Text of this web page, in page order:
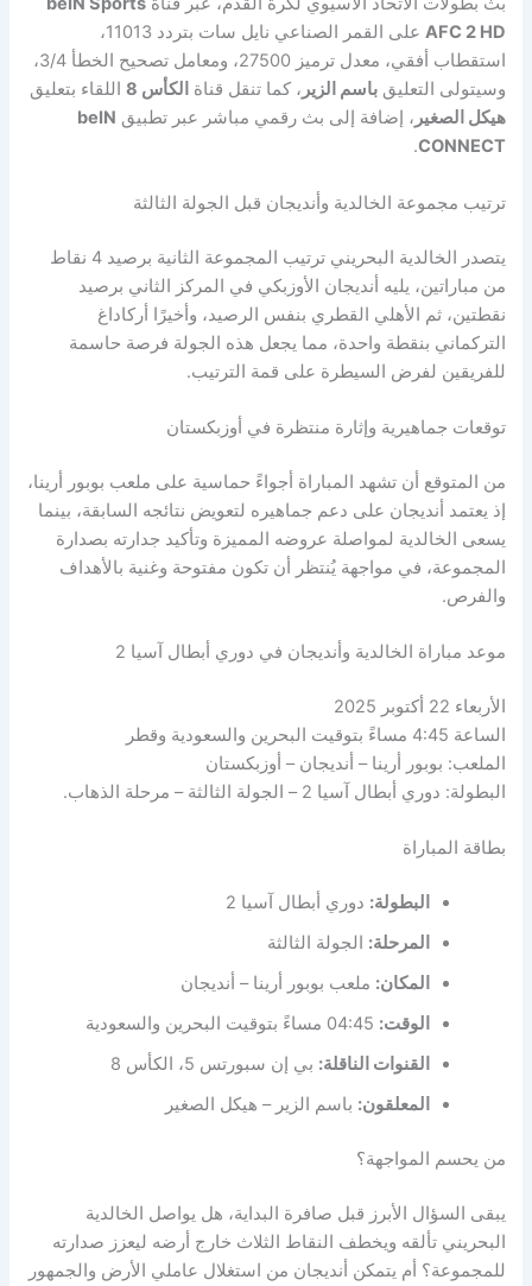
AFC 2 HD
على القمر الصناعي نايل سات بتردد 11013،
استقطاب أفقي، معدل ترميز 27500، ومعامل تصحيح الخطأ 3/4،
وسيتولى التعليقباسم الزير ، كما تنقل قناة الكأس 8
اللقاء بتعليق
هيكل الصغير ، إضافة إلى بث رقمي مباشر عبر تطبيق beIN
CONNECT
.
ترتيب مجموعة الخالدية وأنديجان قبل الجولة الثالثة
يتصدر الخالدية البحريني ترتيب المجموعة الثانية برصيد 4 نقاط
من مباراتين، يليه أنديجان الأوزبكي في المركز الثاني برصيد
نقطتين، ثم الأهلي القطري بنفس الرصيد، وأخيرًا أركاداغ
التركماني بنقطة واحدة، مما يجعل هذه الجولة فرصة حاسمة
للفريقين لفرض السيطرة على قمة الترتيب.
توقعات جماهيرية وإثارة منتظرة في أوزبكستان
من المتوقع أن تشهد المباراة أجواءً حماسية على ملعب بوبور أرينا،
إذ يعتمد أنديجان على دعم جماهيره لتعويض نتائجه السابقة، بينما
يسعى الخالدية لمواصلة عروضه المميزة وتأكيد جدارته بصدارة
المجموعة، في مواجهة يُنتظر أن تكون مفتوحة وغنية بالأهداف
والفرص.
موعد مباراة الخالدية وأنديجان في دوري أبطال آسيا 2
الأربعاء 22 أكتوبر 2025
الساعة 4:45 مساءً بتوقيت البحرين والسعودية وقطر
الملعب: بوبور أرينا – أنديجان – أوزبكستان
البطولة: دوري أبطال آسيا 2 – الجولة الثالثة – مرحلة الذهاب.
بطاقة المباراة
البطولة: دوري أبطال آسيا 2
المرحلة: الجولة الثالثة
المكان: ملعب بوبور أرينا – أنديجان
الوقت:
القنوات الناقلة: بي إن سبورتس 5، الكأس 8
المعلقون: باسم الزير – هيكل الصغير
من يحسم المواجهة؟
يبقى السؤال الأبرز قبل صافرة البداية، هل يواصل الخالدية
البحريني تألقه ويخطف النقاط الثلاث خارج أرضه ليعزز صدارته
للمجموعة؟ أم يتمكن أنديجان من استغلال عاملي الأرض والجمهور